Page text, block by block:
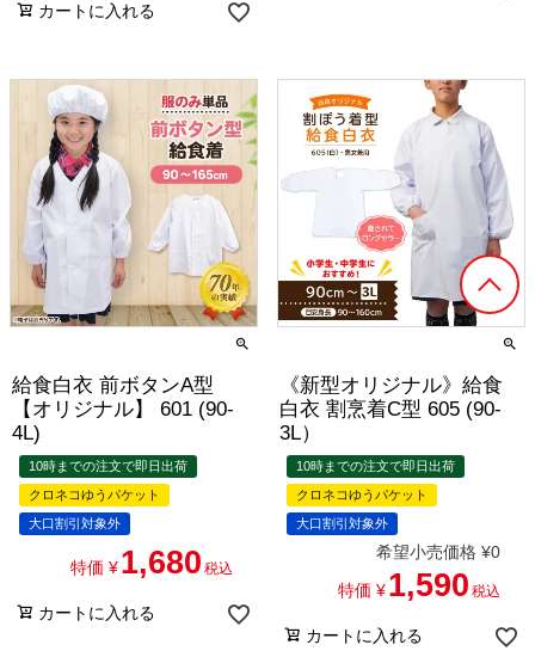
カートに入れる
給食白衣 前ボタンA型
【オリジナル】 601 (90-
4L)
10時までの注文で即日出荷
クロネコゆうパケット
大口割引対象外
特価 ¥ 1,680 税込
カートに入れる
《新型オリジナル》給食
白衣 割烹着C型 605 (90-
3L）
10時までの注文で即日出荷
クロネコゆうパケット
大口割引対象外
希望小売価格 ¥0
特価 ¥ 1,590 税込
カートに入れる